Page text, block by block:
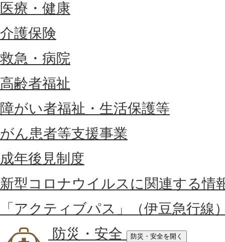
医療・健康
介護保険
救急・病院
高齢者福祉
障がい者福祉・生活保護等
がん患者等支援事業
成年後見制度
新型コロナウイルスに関連する情
「アクティブパス」（伊豆急行線
防災・安全
防災・安全を開く